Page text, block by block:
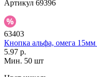
Артикул 69396
63403
Кнопка альфа, омега 15мм
5.97 р.
Мин. 50 шт